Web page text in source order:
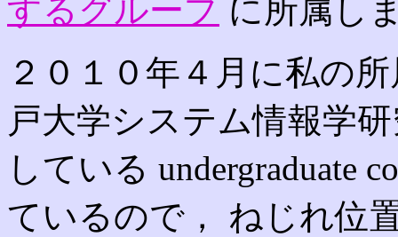
するグループ に所属し
２０１０年４月に私の
戸大学システム情報学
している undergraduate
ているので， ねじれ位